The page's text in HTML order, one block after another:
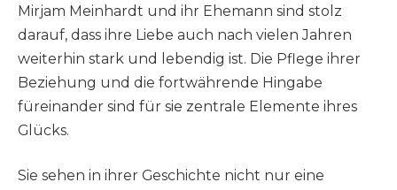
Mirjam Meinhardt und ihr Ehemann sind stolz
darauf, dass ihre Liebe auch nach vielen Jahren
weiterhin stark und lebendig ist. Die Pflege ihrer
Beziehung und die fortwährende Hingabe
füreinander sind für sie zentrale Elemente ihres
Glücks.
Sie sehen in ihrer Geschichte nicht nur eine